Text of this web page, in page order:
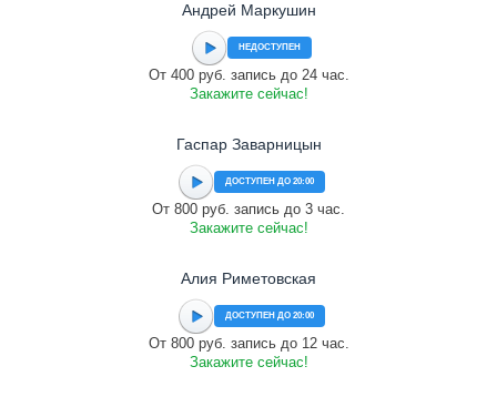
Андрей Маркушин
НЕДОСТУПЕН
От 400 руб. запись до 24 час.
Закажите сейчас!
Гаспар Заварницын
ДОСТУПЕН ДО 20:00
От 800 руб. запись до 3 час.
Закажите сейчас!
Алия Риметовская
ДОСТУПЕН ДО 20:00
От 800 руб. запись до 12 час.
Закажите сейчас!